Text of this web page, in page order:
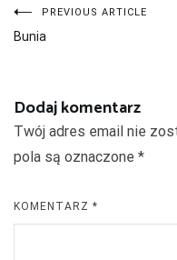
Nawigacja
PREVIOUS ARTICLE
Bunia
Dodaj komentarz
Twój adres email nie
pola są oznaczone *
KOMENTARZ *